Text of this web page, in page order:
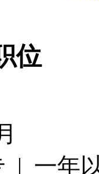
位
| 一年